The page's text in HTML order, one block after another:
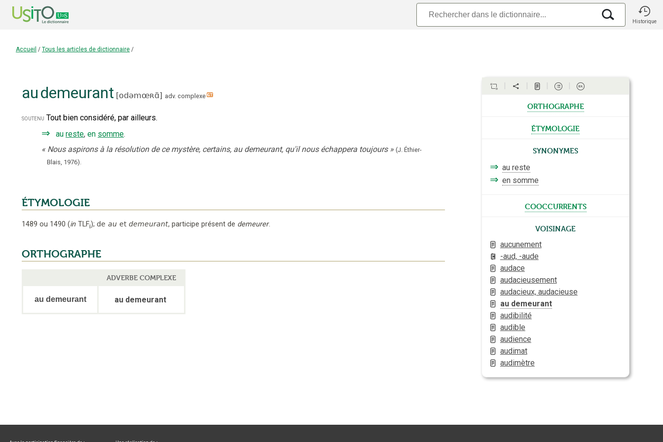
Historique
Accueil / Tous les articles de dictionnaire /
audemeurant [odəmœʀɑ̃] adv. complexe
soutenu Tout bien considéré, par ailleurs.
⇒ au reste, en somme.
« Nous aspirons à la résolution de ce mystère, certains, au demeurant, qu'il nous échappera toujours » (J. Éthier-
Blais, 1976).
ÉTYMOLOGIE
1489 ou 1490 (in TLFi); de au et demeurant, participe présent de demeurer.
ORTHOGRAPHE
ADVERBE COMPLEXE
au demeurant au demeurant
orthographe
étymologie
Synonymes
⇒ au reste
⇒ en somme
cooccurrents
Voisinage
aucunement
-aud, -aude
audace
audacieusement
audacieux, audacieuse
au demeurant
audibilité
audible
audience
audimat
audimètre